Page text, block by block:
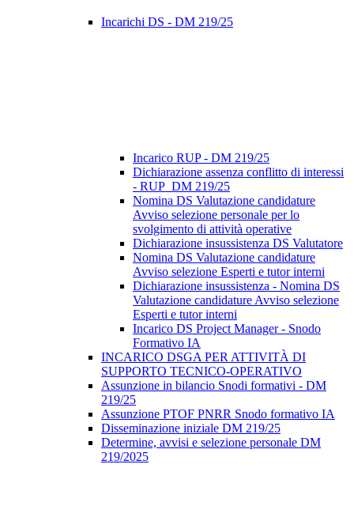
Incarichi DS - DM 219/25
Incarico RUP - DM 219/25
Dichiarazione assenza conflitto di interessi
- RUP_DM 219/25
Nomina DS Valutazione candidature
Avviso selezione personale per lo
svolgimento di attività operative
Dichiarazione insussistenza DS Valutatore
Nomina DS Valutazione candidature
Avviso selezione Esperti e tutor interni
Dichiarazione insussistenza - Nomina DS
Valutazione candidature Avviso selezione
Esperti e tutor interni
Incarico DS Project Manager - Snodo
Formativo IA
INCARICO DSGA PER ATTIVITÀ DI
SUPPORTO TECNICO-OPERATIVO
Assunzione in bilancio Snodi formativi - DM
219/25
Assunzione PTOF PNRR Snodo formativo IA
Disseminazione iniziale DM 219/25
Determine, avvisi e selezione personale DM
219/2025